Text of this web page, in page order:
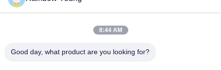
8:44 AM
Good day, what product are you looking for?